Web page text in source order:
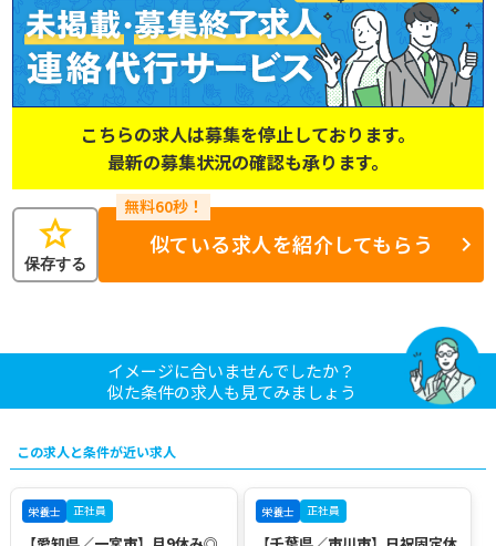
こちらの求人は募集を停止しております。
最新の募集状況の確認も承ります。
star
保存する
似ている求人を紹介してもらう
イメージに合いませんでしたか？
似た条件の求人も見てみましょう
この求人と条件が近い求人
栄養士 正社員 栄養士 正社員